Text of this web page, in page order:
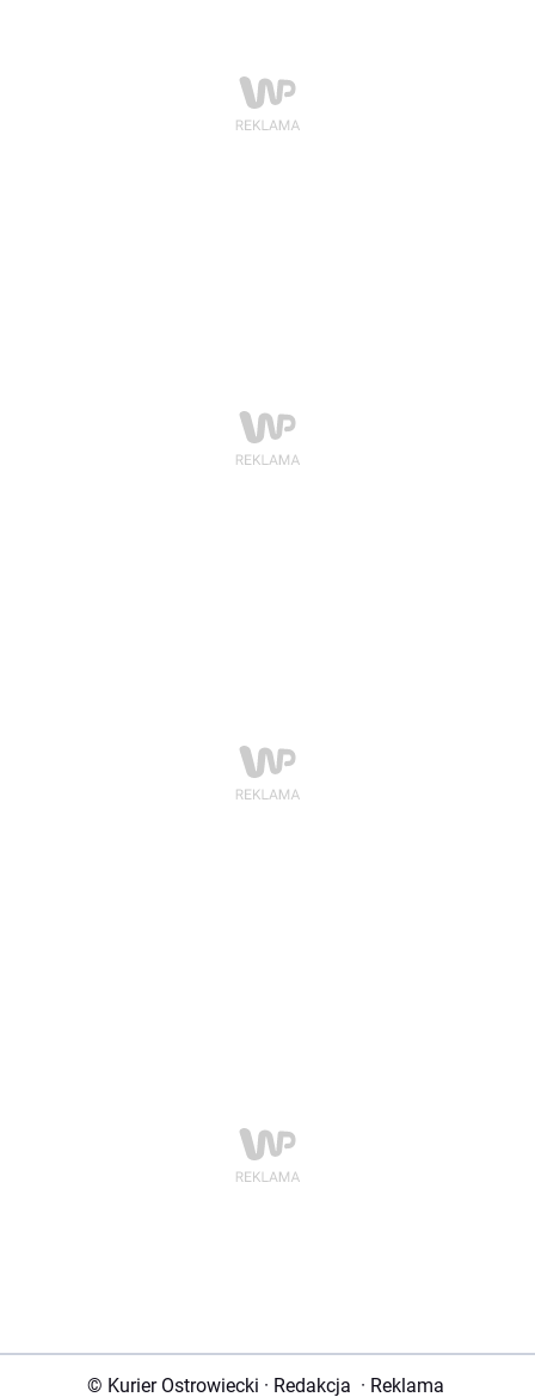
© Kurier Ostrowiecki · Redakcja · Reklama